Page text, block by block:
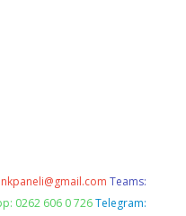
Teams:
0262 606 0 726 Telegram: